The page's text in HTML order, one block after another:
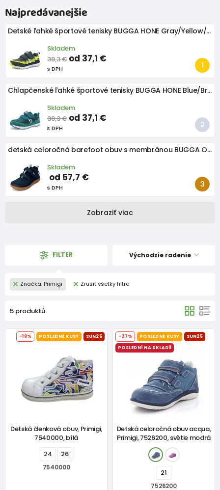
Najpredávanejšie
Detské ľahké športové tenisky BUGGA HONE Gray/Yellow/Black
Skladem
38,3 € od 37,1 €
s DPH
Chlapčenské ľahké športové tenisky BUGGA HONE Blue/Brown/Green
Skladem
38,3 € od 37,1 €
s DPH
detská celoročná barefoot obuv s membránou BUGGA OSCAR Blue B00191-04
Skladem
od 57,7 €
s DPH
Zobraziť viac
FILTER Východzie radenie
Značka: Primigi Zrušiť všetky filtre
5 produktů
-18% POSLEDNÉ KUSY SUN25
Detská členková obuv, Primigi,
7540000, bílá
24
26
7540000
-27% POSLEDNÉ KUSY
SUN25
POSLEDNÍ NA SKLADĚ
Detská celoročná obuv acqua,
Primigi, 7526200, světle modrá
21
7526200